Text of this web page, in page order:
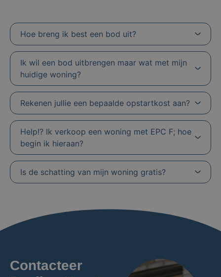
Hoe breng ik best een bod uit?
Ik wil een bod uitbrengen maar wat met mijn
huidige woning?
Rekenen jullie een bepaalde opstartkost aan?
Help!? Ik verkoop een woning met EPC F; hoe
begin ik hieraan?
Is de schatting van mijn woning gratis?
Contacteer